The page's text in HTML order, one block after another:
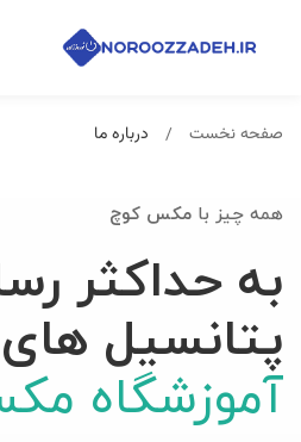
صفحه نخست درباره ما
همه چیز با مکس کوچ
به حداکثر
پتانسیل
آموزشگاه